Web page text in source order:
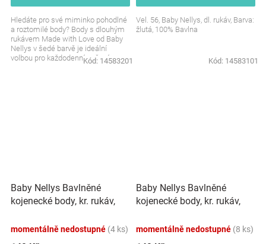
Hledáte pro své miminko pohodlné
a roztomilé body? Body s dlouhým
rukávem Made with Love od Baby
Nellys v šedé barvě je ideální
volbou pro každodenní nošení.
Kód: 14583201
Vel. 56, Baby Nellys, dl. rukáv, Barva:
žlutá, 100% Bavlna
Kód: 14583101
Baby Nellys Bavlněné
kojenecké body, kr. rukáv,
momentálně nedostupné (4 ks)
Baby Nellys Bavlněné
kojenecké body, kr. rukáv,
momentálně nedostupné (8 ks)